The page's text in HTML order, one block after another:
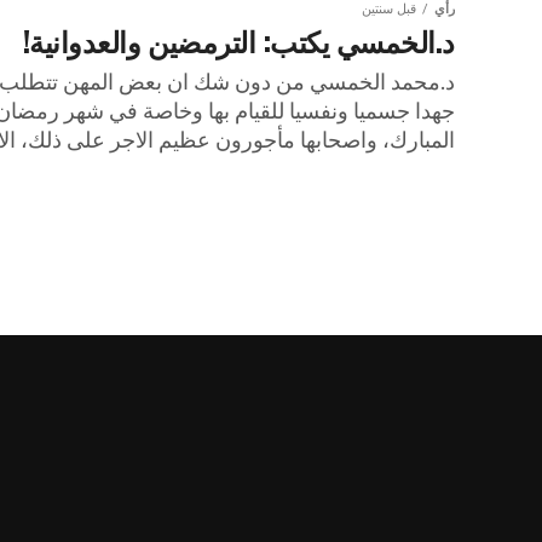
رأي قبل سنتين
د.الخمسي يكتب: الترمضين والعدوانية!
د.محمد الخمسي من دون شك ان بعض المهن تتطلب
جهدا جسميا ونفسيا للقيام بها وخاصة في شهر
المبارك، واصحابها مأجورون عظيم الاجر على ذلك،